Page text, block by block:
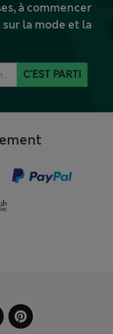
à commencer
la mode et la
C'EST PARTI